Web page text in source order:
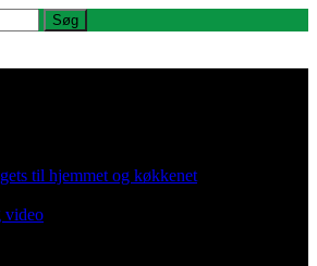
til hjemmet og køkkenet
video